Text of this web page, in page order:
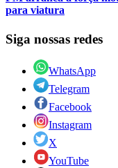
para viatura
Siga nossas redes
WhatsApp
Telegram
Facebook
Instagram
X
YouTube